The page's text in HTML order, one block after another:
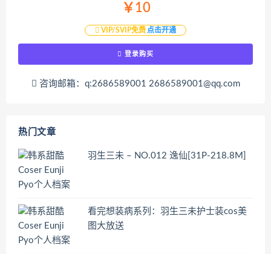
￥10
VIP/SVIP免费 点击开通
登录购买
咨询邮箱：q:2686589001 2686589001@qq.com
热门文章
羽生三未 – NO.012 逸仙[31P-218.8M]
看完想装病系列：羽生三未护士装cos美
图大放送